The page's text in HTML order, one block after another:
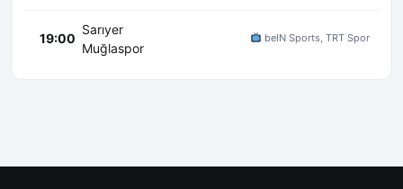
19:00
Sarıyer
Muğlaspor
beIN Sports, TRT Spor